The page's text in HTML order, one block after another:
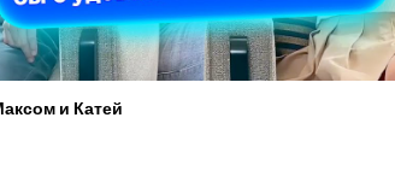
и Катей